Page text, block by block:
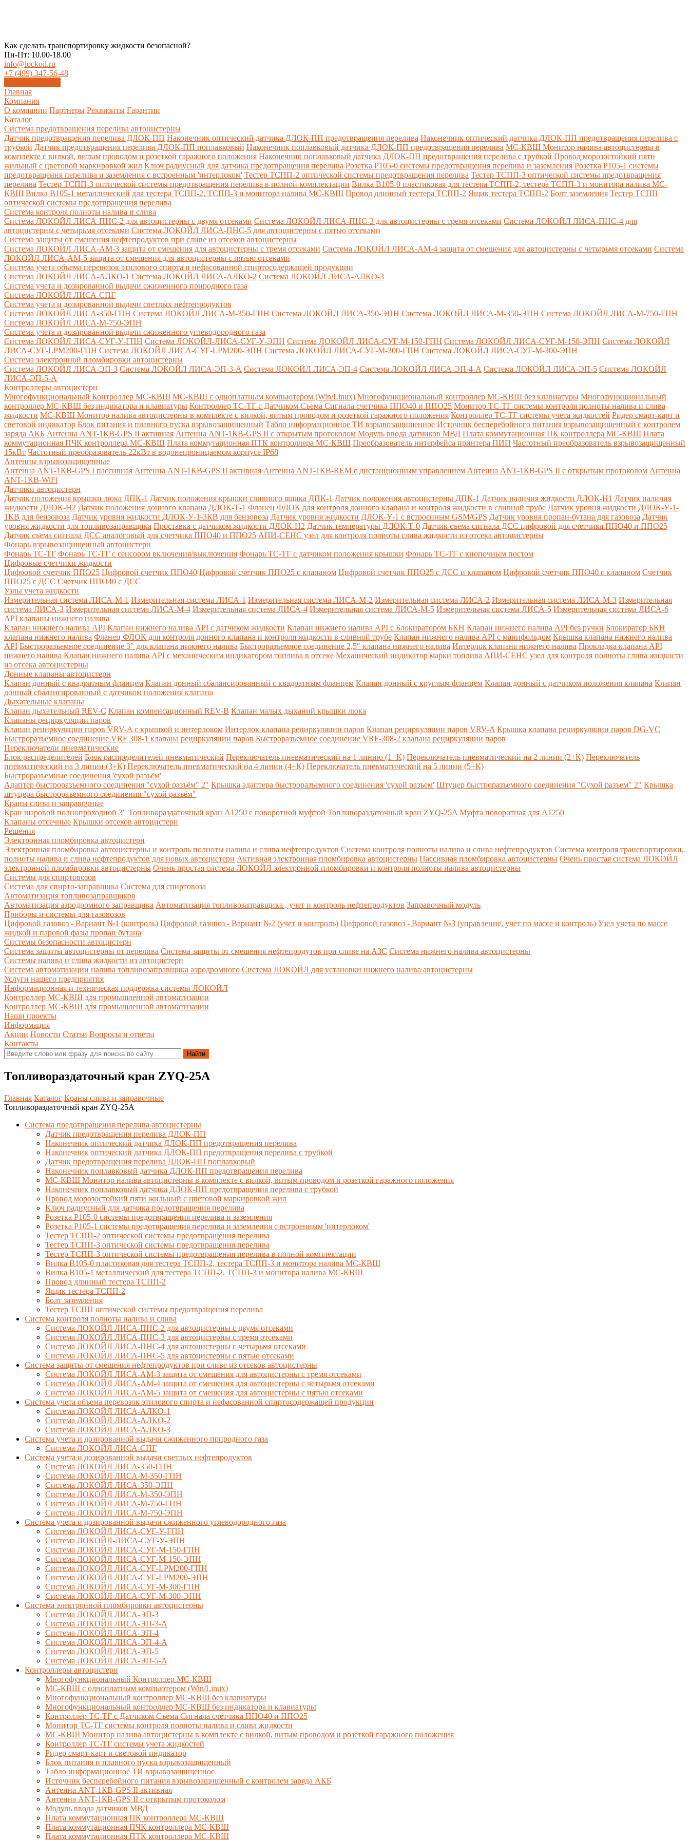
Как сделать транспортировку жидкости безопасной?
Пн-Пт: 10.00-18.00
info@lockoil.ru
+7 (499) 347-56-48
Главная
Компания
О компании Партнеры Реквизиты Гарантии
Каталог
Система предотвращения перелива автоцистерны
Датчик предотвращения перелива ДЛОК-ПП Наконечник оптический датчика ДЛОК-ПП предотвращения перелива Наконечник оптический датчика ДЛОК-ПП предотвращения перелива с
трубкой Датчик предотвращения перелива ДЛОК-ПП поплавковый Наконечник поплавковый датчика ДЛОК-ПП предотвращения перелива МС-КВШ Монитор налива автоцистерны в
комплекте с вилкой, витым проводом и розеткой гаражного положения Наконечник поплавковый датчика ДЛОК-ПП предотвращения перелива с трубкой Провод морозостойкий пяти
жильный с цветовой маркировкой жил Ключ радиусный для датчика предотвращения перелива Розетка Р105-0 системы предотвращения перелива и заземления Розетка Р105-1 системы
предотвращения перелива и заземления с встроенным 'интерлоком' Тестер ТСПП-2 оптической системы предотвращения перелива Тестер ТСПП-3 оптической системы предотвращения
перелива Тестер ТСПП-3 оптической системы предотвращения перелива в полной комплектации Вилка В105-0 пластиковая для тестера ТСПП-2, тестера ТСПП-3 и монитора налива МС-
КВШ Вилка В105-1 металлический для тестера ТСПП-2, ТСПП-3 и монитора налива МС-КВШ Провод длинный тестера ТСПП-2 Ящик тестера ТСПП-2 Болт заземления Тестер ТСПП
оптической системы предотвращения перелива
Cистема контроля полноты налива и слива
Система ЛОКОЙЛ ЛИСА-ПНС-2 для автоцистерны с двумя отсеками Система ЛОКОЙЛ ЛИСА-ПНС-3 для автоцистерны с тремя отсеками Система ЛОКОЙЛ ЛИСА-ПНС-4 для
автоцистерны с четырьмя отсеками Система ЛОКОЙЛ ЛИСА-ПНС-5 для автоцистерны с пятью отсеками
Система защиты от смешения нефтепродуктов при сливе из отсеков автоцистерны
Система ЛОКОЙЛ ЛИСА-AM-3 защита от смешения для автоцистерны с тремя отсеками Система ЛОКОЙЛ ЛИСА-AM-4 защита от смешения для автоцистерны с четырьмя отсеками Система
ЛОКОЙЛ ЛИСА-AM-5 защита от смешения для автоцистерны с пятью отсеками
Система учета объема перевозок этилового спирта и нефасованной спиртосодержащей продукции
Система ЛОКОЙЛ ЛИСА-AЛКО-1 Система ЛОКОЙЛ ЛИСА-АЛКО-2 Система ЛОКОЙЛ ЛИСА-АЛКО-3
Система учета и дозированной выдачи сжиженного природного газа
Система ЛОКОЙЛ ЛИСА-СПГ
Система учета и дозированной выдачи светлых нефтепродуктов
Система ЛОКОЙЛ ЛИСА-350-ГПН Система ЛОКОЙЛ ЛИСА-М-350-ГПН Система ЛОКОЙЛ ЛИСА-350-ЭПН Система ЛОКОЙЛ ЛИСА-М-350-ЭПН Система ЛОКОЙЛ ЛИСА-М-750-ГПН
Система ЛОКОЙЛ ЛИСА-М-750-ЭПН
Система учета и дозированной выдачи сжиженного углеводородного газа
Система ЛОКОЙЛ ЛИСА-СУГ-У-ГПН Система ЛОКОЙЛ-ЛИСА-СУГ-У-ЭПН Система ЛОКОЙЛ ЛИСА-СУГ-М-150-ГПН Система ЛОКОЙЛ ЛИСА-СУГ-М-150-ЭПН Система ЛОКОЙЛ
ЛИСА-СУГ-LPM200-ГПН Система ЛОКОЙЛ ЛИСА-СУГ-LPM200-ЭПН Система ЛОКОЙЛ ЛИСА-СУГ-М-300-ГПН Система ЛОКОЙЛ ЛИСА-СУГ-М-300-ЭПН
Система электронной пломбировки автоцистерны
Система ЛОКОЙЛ ЛИСА-ЭП-3 Система ЛОКОЙЛ ЛИСА-ЭП-3-А Система ЛОКОЙЛ ЛИСА-ЭП-4 Система ЛОКОЙЛ ЛИСА-ЭП-4-А Система ЛОКОЙЛ ЛИСА-ЭП-5 Система ЛОКОЙЛ
ЛИСА-ЭП-5-А
Контроллеры автоцистерн
Многофункциональный Контроллер МС-КВШ МС-КВШ с одноплатным компьютером (Win/Linux) Многофункциональный контроллер МС-КВШ без клавиатуры Многофункциональный
контроллер МС-КВШ без индикатора и клавиатуры Контроллер ТС-ТГ с Датчиком Съема Сигнала счетчика ППО40 и ППО25 Монитор ТС-ТГ системы контроля полноты налива и слива
жидкости МС-КВШ Монитор налива автоцистерны в комплекте с вилкой, витым проводом и розеткой гаражного положения Контроллер ТС-ТГ системы учета жидкостей Ридер смарт-карт и
световой индикатор Блок питания и плавного пуска взрывозащищенный Табло информационное ТИ взрывозащищенное Источник бесперебойного питания взрывозащищенный с контролем
заряда АКБ Антенна ANT-1КВ-GPS II активная Антенна ANT-1КВ-GPS II с открытым протоколом Модуль ввода датчиков МВД Плата коммутационная ПК контроллера МС-КВШ Плата
коммутационная ПЧК контроллера МС-КВШ Плата коммутационная ПТК контроллера МС-КВШ Преобразователь интерфейса принтера ПИП Частотный преобразователь взрывозащищенный
15кВт Частотный преобразователь 22кВт в водонепроницаемом корпусе IP68
Антенны взрывозащищенные
Антенна ANT-1КВ-GPS I пассивная Антенна ANT-1КВ-GPS II активная Антенна ANT-1КВ-REM c дистанционным управлением Антенна ANT-1КВ-GPS II с открытым протоколом Антенна
ANT-1КВ-WiFi
Датчики автоцистерн
Датчик положения крышки люка ДПК-1 Датчик положения крышки сливного ящика ДПК-1 Датчик положения автоцистерны ДПК-1 Датчик наличия жидкости ДЛОК-Н1 Датчик наличия
жидкости ДЛОК-Н2 Датчик положения донного клапана ДЛОК-Т-1 Фланец ФЛОК для контроля донного клапана и контроля жидкости в сливной трубе Датчик уровня жидкости ДЛОК-У-1-
1КВ для бензовоза Датчик уровня жидкости ДЛОК-У-1-3КВ для бензовоза Датчик уровня жидкости ДЛОК-У-1 с встроенным GSM/GPS Датчик уровня пропан-бутана для газовоза Датчик
уровня жидкости для топливозаправщика Проставка с датчиком жидкости ДЛОК-Н2 Датчик температуры ДЛОК-Т-0 Датчик съема сигнала ДСС цифровой для счетчика ППО40 и ППО25
Датчик съема сигнала ДСС аналоговый для счетчика ППО40 и ППО25 АПИ-СЕНС узел для контроля полноты слива жидкости из отсека автоцистерны
Фонарь взрывозащищенный автоцистерн
Фонарь ТС-ТГ Фонарь ТС-ТГ с сенсором включения/выключения Фонарь ТС-ТГ с датчиком положения крышки Фонарь ТС-ТГ с кнопочным постом
Цифровые счетчики жидкости
Цифровой счетчик ППО25 Цифровой счетчик ППО40 Цифровой счетчик ППО25 с клапаном Цифровой счетчик ППО25 с ДСС и клапаном Цифровой счетчик ППО40 с клапаном Счетчик
ППО25 с ДСС Счетчик ППО40 с ДСС
Узлы учета жидкости
Измерительная система ЛИСА-М-1 Измерительная система ЛИСА-1 Измерительная система ЛИСА-М-2 Измерительная система ЛИСА-2 Измерительная система ЛИСА-М-3 Измерительная
система ЛИСА-3 Измерительная система ЛИСА-М-4 Измерительная система ЛИСА-4 Измерительная система ЛИСА-М-5 Измерительная система ЛИСА-5 Измерительная система ЛИСА-6
API клапаны нижнего налива
Клапан нижнего налива API Клапан нижнего налива API с датчиком жидкости Клапан нижнего налива API с Блокиратором БКН Клапан нижнего налива API без ручки Блокиратор БКН
клапана нижнего налива Фланец ФЛОК для контроля донного клапана и контроля жидкости в сливной трубе Клапан нижнего налива API с манифольдом Крышка клапана нижнего налива
API Быстроразъемное соединение 3" для клапана нижнего налива Быстроразъемное соединение 2,5" клапана нижнего налива Интерлок клапана нижнего налива Прокладка клапана API
нижнего налива Клапан нижнего налива API с механическим индикатором топлива в отсеке Механический индикатор марки топлива АПИ-СЕНС узел для контроля полноты слива жидкости
из отсека автоцистерны
Донные клапаны автоцистерн
Клапан донный с квадратным фланцем Клапан донный сбалансированный с квадратным фланцем Клапан донный с круглым фланцем Клапан донный с датчиком положения клапана Клапан
донный сбалансированный с датчиком положения клапана
Дыхательные клапаны
Клапан дыхательный REV-C Клапан компенсационный REV-B Клапан малых дыханий крышки люка
Клапаны рециркуляции паров
Клапан рециркуляции паров VRV-A с крышкой и интерлоком Интерлок клапана рециркуляции паров Клапан рециркуляции паров VRV-A Крышка клапана рециркуляции паров DG-VC
Быстроразъемное соединение VRF 308-1 клапана рециркуляции паров Быстроразъемное соединение VRF-308-2 клапана рециркуляции паров
Переключатели пневматические
Блок распределителей Блок распределителей пневматический Переключатель пневматический на 1 линию (1+К) Переключатель пневматический на 2 линии (2+К) Переключатель
пневматический на 3 линии (3+К) Переключатель пневматический на 4 линии (4+К) Переключатель пневматический на 5 линии (5+К)
Быстроразъемные соединения 'сухой разъём'
Адаптер быстроразъемного соединения "сухой разъём" 2" Крышка адаптера быстроразъемного соединения 'сухой разъем' Штуцер быстроразъемного соединения "Сухой разъем" 2" Крышка
штуцера быстрораъемного соединения "сухой разъём"
Краны слива и заправочные
Кран шаровой полнопроходной 3" Топливораздаточный кран A1250 с поворотной муфтой Топливораздаточный кран ZYQ-25A Муфта поворотная для А1250
Клапаны отсечные Крышки отсеков автоцистерн
Решения
Электронная пломбировка автоцистерн
Электронная пломбировка автоцистерны и контроль полноты налива и слива нефтепродуктов Система контроля полноты налива и слива нефтепродуктов Система контроля транспортировки,
полноты налива и слива нефтепродуктов для новых автоцистерн Активная электронная пломбировка автоцистерны Пассивная пломбировка автоцистерны Очень простая система ЛОКОЙЛ
электронной пломбировки автоцистерны Очень простая система ЛОКОЙЛ электронной пломбировки и контроля полноты налива автоцистерны
Системы для спиртовозов
Система для спирто-заправщика Система для спиртовоза
Автоматизация топливозаправщиков
Автоматизация аэродромного заправщика Автоматизация топливозаправщика , учет и контроль нефтепродуктов Заправочный модуль
Приборы и системы для газовозов
Цифровой газовоз - Вариант №1 (контроль) Цифровой газовоз - Вариант №2 (учет и контроль) Цифровой газовоз - Вариант №3 (управление, учет по массе и контроль) Узел учета по массе
жидкой и паровой фазы пропан бутана
Системы безопасности автоцистерн
Система защиты автоцистерны от перелива Система защиты от смешения нефтепродутов при сливе на АЗС Система нижнего налива автоцистерны
Системы налива и слива жидкости из автоцистерн
Система автоматизации налива топливозаправщика аэродромного Система ЛОКОЙЛ для установки нижнего налива автоцистерны
Услуги нашего предприятия
Информационная и техническая поддержка системы ЛОКОЙЛ
Контроллер МС-КВШ для промышленной автоматизации
Контроллер МС-КВШ для промышленной автоматизации
Наши проекты
Информация
Акции Новости Статьи Вопросы и ответы
Контакты
Топливораздаточный кран ZYQ-25A
Главная Каталог Краны слива и заправочные
Топливораздаточный кран ZYQ-25A
Система предотвращения перелива автоцистерны
Датчик предотвращения перелива ДЛОК-ПП
Наконечник оптический датчика ДЛОК-ПП предотвращения перелива
Наконечник оптический датчика ДЛОК-ПП предотвращения перелива с трубкой
Датчик предотвращения перелива ДЛОК-ПП поплавковый
Наконечник поплавковый датчика ДЛОК-ПП предотвращения перелива
МС-КВШ Монитор налива автоцистерны в комплекте с вилкой, витым проводом и розеткой гаражного положения
Наконечник поплавковый датчика ДЛОК-ПП предотвращения перелива с трубкой
Провод морозостойкий пяти жильный с цветовой маркировкой жил
Ключ радиусный для датчика предотвращения перелива
Розетка Р105-0 системы предотвращения перелива и заземления
Розетка Р105-1 системы предотвращения перелива и заземления с встроенным 'интерлоком'
Тестер ТСПП-2 оптической системы предотвращения перелива
Тестер ТСПП-3 оптической системы предотвращения перелива
Тестер ТСПП-3 оптической системы предотвращения перелива в полной комплектации
Вилка В105-0 пластиковая для тестера ТСПП-2, тестера ТСПП-3 и монитора налива МС-КВШ
Вилка В105-1 металлический для тестера ТСПП-2, ТСПП-3 и монитора налива МС-КВШ
Провод длинный тестера ТСПП-2
Ящик тестера ТСПП-2
Болт заземления
Тестер ТСПП оптической системы предотвращения перелива
Cистема контроля полноты налива и слива
Система ЛОКОЙЛ ЛИСА-ПНС-2 для автоцистерны с двумя отсеками
Система ЛОКОЙЛ ЛИСА-ПНС-3 для автоцистерны с тремя отсеками
Система ЛОКОЙЛ ЛИСА-ПНС-4 для автоцистерны с четырьмя отсеками
Система ЛОКОЙЛ ЛИСА-ПНС-5 для автоцистерны с пятью отсеками
Система защиты от смешения нефтепродуктов при сливе из отсеков автоцистерны
Система ЛОКОЙЛ ЛИСА-AM-3 защита от смешения для автоцистерны с тремя отсеками
Система ЛОКОЙЛ ЛИСА-AM-4 защита от смешения для автоцистерны с четырьмя отсеками
Система ЛОКОЙЛ ЛИСА-AM-5 защита от смешения для автоцистерны с пятью отсеками
Система учета объема перевозок этилового спирта и нефасованной спиртосодержащей продукции
Система ЛОКОЙЛ ЛИСА-AЛКО-1
Система ЛОКОЙЛ ЛИСА-АЛКО-2
Система ЛОКОЙЛ ЛИСА-АЛКО-3
Система учета и дозированной выдачи сжиженного природного газа
Система ЛОКОЙЛ ЛИСА-СПГ
Система учета и дозированной выдачи светлых нефтепродуктов
Система ЛОКОЙЛ ЛИСА-350-ГПН
Система ЛОКОЙЛ ЛИСА-М-350-ГПН
Система ЛОКОЙЛ ЛИСА-350-ЭПН
Система ЛОКОЙЛ ЛИСА-М-350-ЭПН
Система ЛОКОЙЛ ЛИСА-М-750-ГПН
Система ЛОКОЙЛ ЛИСА-М-750-ЭПН
Система учета и дозированной выдачи сжиженного углеводородного газа
Система ЛОКОЙЛ ЛИСА-СУГ-У-ГПН
Система ЛОКОЙЛ-ЛИСА-СУГ-У-ЭПН
Система ЛОКОЙЛ ЛИСА-СУГ-М-150-ГПН
Система ЛОКОЙЛ ЛИСА-СУГ-М-150-ЭПН
Система ЛОКОЙЛ ЛИСА-СУГ-LPM200-ГПН
Система ЛОКОЙЛ ЛИСА-СУГ-LPM200-ЭПН
Система ЛОКОЙЛ ЛИСА-СУГ-М-300-ГПН
Система ЛОКОЙЛ ЛИСА-СУГ-М-300-ЭПН
Система электронной пломбировки автоцистерны
Система ЛОКОЙЛ ЛИСА-ЭП-3
Система ЛОКОЙЛ ЛИСА-ЭП-3-А
Система ЛОКОЙЛ ЛИСА-ЭП-4
Система ЛОКОЙЛ ЛИСА-ЭП-4-А
Система ЛОКОЙЛ ЛИСА-ЭП-5
Система ЛОКОЙЛ ЛИСА-ЭП-5-А
Контроллеры автоцистерн
Многофункциональный Контроллер МС-КВШ
МС-КВШ с одноплатным компьютером (Win/Linux)
Многофункциональный контроллер МС-КВШ без клавиатуры
Многофункциональный контроллер МС-КВШ без индикатора и клавиатуры
Контроллер ТС-ТГ с Датчиком Съема Сигнала счетчика ППО40 и ППО25
Монитор ТС-ТГ системы контроля полноты налива и слива жидкости
МС-КВШ Монитор налива автоцистерны в комплекте с вилкой, витым проводом и розеткой гаражного положения
Контроллер ТС-ТГ системы учета жидкостей
Ридер смарт-карт и световой индикатор
Блок питания и плавного пуска взрывозащищенный
Табло информационное ТИ взрывозащищенное
Источник бесперебойного питания взрывозащищенный с контролем заряда АКБ
Антенна ANT-1КВ-GPS II активная
Антенна ANT-1КВ-GPS II с открытым протоколом
Модуль ввода датчиков МВД
Плата коммутационная ПК контроллера МС-КВШ
Плата коммутационная ПЧК контроллера МС-КВШ
Плата коммутационная ПТК контроллера МС-КВШ